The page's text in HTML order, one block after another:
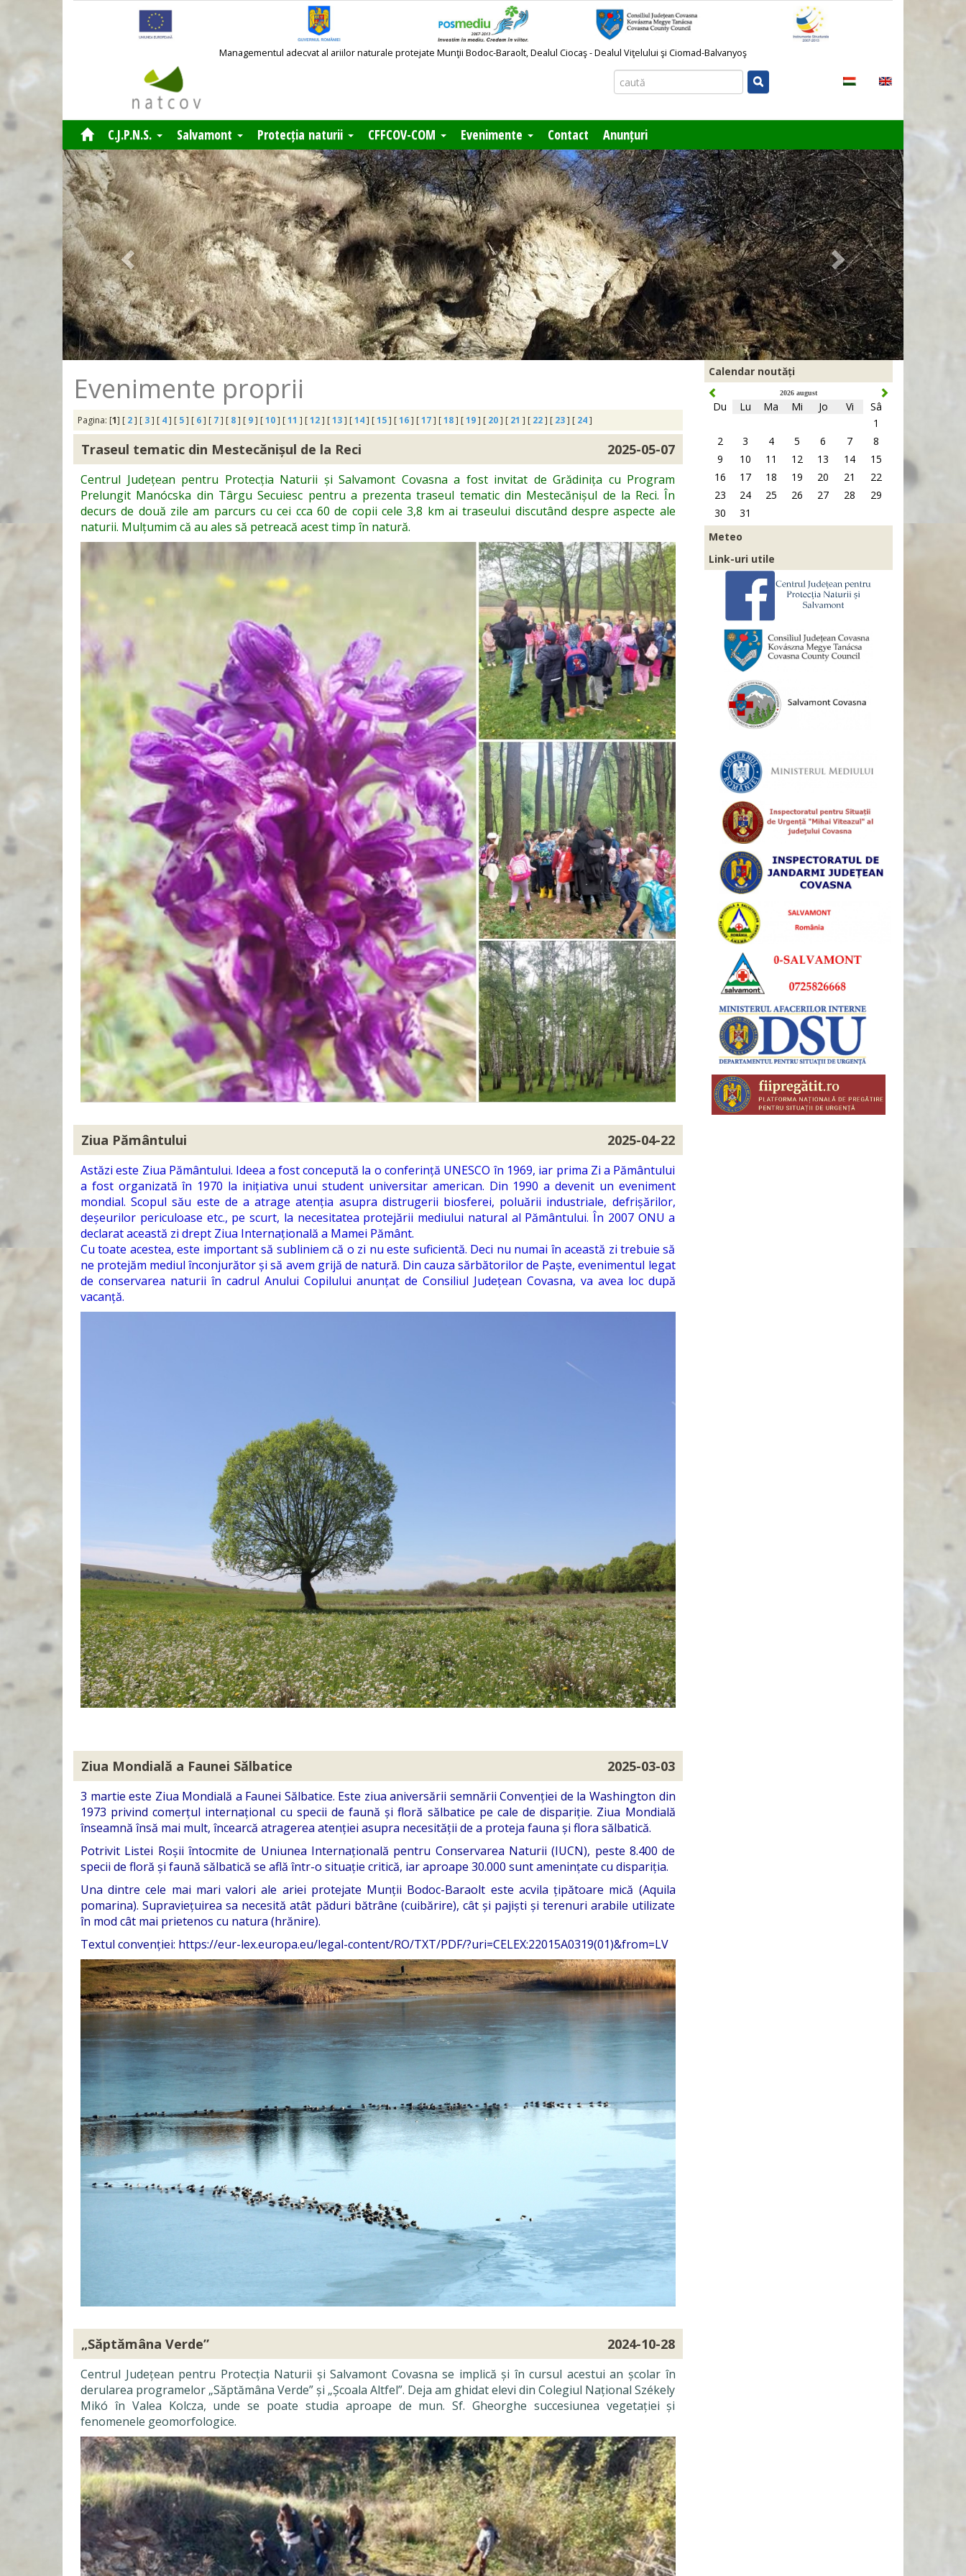
Managementul adecvat al ariilor naturale protejate Munţii Bodoc-Baraolt, Dealul Ciocaş - Dealul Viţelului şi Ciomad-Balvanyoş
C.J.P.N.S. Salvamont Protecția naturii CFFCOV-COM Evenimente Contact Anunțuri
Previous Next
Evenimente proprii
Pagina: [1] [ 2] [ 3] [ 4] [ 5] [ 6] [ 7] [ 8] [ 9] [10] [11 ] [12] [13] [14] [15] [16] [17] [18] [19] [ 20] [ 21 ] [ 22] [ 23] [ 24]
Traseul tematic din Mestecănișul de la Reci 2025-05-07
Centrul Județean pentru Protecția Naturii și Salvamont Covasna a fost invitat de Grădinița cu Program
Prelungit Manócska din Târgu Secuiesc pentru a prezenta traseul tematic din Mestecănișul de la Reci. În
decurs de două zile am parcurs cu cei cca 60 de copii cele 3,8 km ai traseului discutând despre aspecte ale
naturii. Mulțumim că au ales să petreacă acest timp în natură.
Ziua Pământului 2025-04-22
Astăzi este Ziua Pământului. Ideea a fost concepută la o conferință UNESCO în 1969, iar prima Zi a Pământului
a fost organizată în 1970 la inițiativa unui student universitar american. Din 1990 a devenit un eveniment
mondial. Scopul său este de a atrage atenția asupra distrugerii biosferei, poluării industriale, defrișărilor,
deșeurilor periculoase etc., pe scurt, la necesitatea protejării mediului natural al Pământului. În 2007 ONU a
declarat această zi drept Ziua Internațională a Mamei Pământ.
Cu toate acestea, este important să subliniem că o zi nu este suficientă. Deci nu numai în această zi trebuie să
ne protejăm mediul înconjurător și să avem grijă de natură. Din cauza sărbătorilor de Paște, evenimentul legat
de conservarea naturii în cadrul Anului Copilului anunțat de Consiliul Județean Covasna, va avea loc după
vacanță.
Ziua Mondială a Faunei Sălbatice 2025-03-03
3 martie este Ziua Mondială a Faunei Sălbatice. Este ziua aniversării semnării Convenției de la Washington din
1973 privind comerțul internațional cu specii de faună și floră sălbatice pe cale de dispariție. Ziua Mondială
înseamnă însă mai mult, încearcă atragerea atenției asupra necesității de a proteja fauna și flora sălbatică.
Potrivit Listei Roșii întocmite de Uniunea Internațională pentru Conservarea Naturii (IUCN), peste 8.400 de
specii de floră și faună sălbatică se află într-o situație critică, iar aproape 30.000 sunt amenințate cu dispariția.
Una dintre cele mai mari valori ale ariei protejate Munții Bodoc-Baraolt este acvila țipătoare mică (Aquila
pomarina). Supraviețuirea sa necesită atât păduri bătrâne (cuibărire), cât și pajiști și terenuri arabile utilizate
în mod cât mai prietenos cu natura (hrănire).
Textul convenției: https://eur-lex.europa.eu/legal-content/RO/TXT/PDF/?uri=CELEX:22015A0319(01)&from=LV
„Săptămâna Verde” 2024-10-28
Centrul Județean pentru Protecția Naturii și Salvamont Covasna se implică și în cursul acestui an școlar în
derularea programelor „Săptămâna Verde” și „Școala Altfel”. Deja am ghidat elevi din Colegiul Național Székely
Mikó în Valea Kolcza, unde se poate studia aproape de mun. Sf. Gheorghe succesiunea vegetației și
fenomenele geomorfologice.
Calendar noutăți
2026 august
Du Lu Ma Mi Jo Vi
Sâ
1
2
3 4 5 6 7
8
9
10 11 12 13 14
15
16
17 18 19 20 21
22
23
24 25 26 27 28
29
30
31
Meteo
Link-uri utile